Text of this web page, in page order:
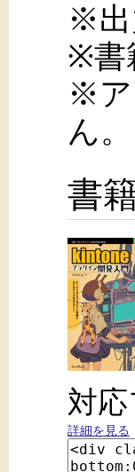
※出
※書
※ア
ん
書
対応
詳細を見る